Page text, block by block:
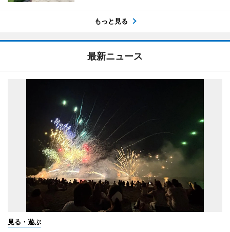
もっと見る
最新ニュース
見る・遊ぶ